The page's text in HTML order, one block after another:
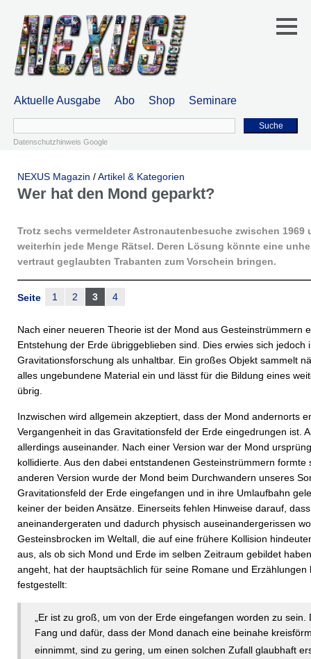
Aktuelle Ausgabe Abo Shop Seminare
Suche
Datenschutzhinweis Google
NEXUS Magazin /Artikel & Kategorien
Wer hat den Mond geparkt?
Trotz sechs vermeldeter Astronautenbesuche zwischen 1969
weiterhin jede Menge Rätsel. Deren Lösung könnte eine
vertraut geglaubten Trabanten zum Vorschein bringen.
Seite 1 2 3 4
Nach einer neueren Theorie ist der Mond aus Gesteins­trümmern
Entstehung der Erde übriggeblieben sind. Dies erwies sich jedoch
Gravitationsforschung als unhaltbar. Ein großes Objekt sammelt
alles ungebundene Material ein und lässt für die Bildung eines
übrig.
Inzwischen wird allgemein akzeptiert, dass der Mond andernorts
Vergangenheit in das Gravitationsfeld der Erde eingedrungen ist.
allerdings auseinander. Nach einer Version war der Mond
kollidierte. Aus den dabei entstandenen Gesteinstrümmern
anderen Version wurde der Mond beim Durchwandern unseres
Gravitationsfeld der Erde eingefangen und in ihre Umlaufbahn
keiner der beiden Ansätze. Einerseits fehlen Hinweise darauf,
aneinandergeraten und dadurch physisch auseinandergerissen
Gesteinsbrocken im Weltall, die auf eine frühere Kollision
aus, als ob sich Mond und Erde im selben Zeitraum gebildet
angeht, hat der hauptsächlich für seine Romane und
festgestellt:
„Er ist zu groß, um von der Erde eingefangen worden zu
Fang und dafür, dass der Mond danach eine beinahe
einnimmt, sind zu gering, um einen solchen Zufall glaubhaft